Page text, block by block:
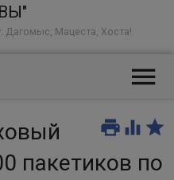
Дагомыс, Мацеста, Хоста!

  
пакетиков по